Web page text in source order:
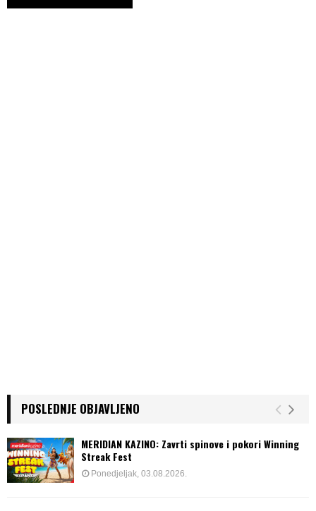
POSLEDNJE OBJAVLJENO
MERIDIAN KAZINO: Zavrti spinove i pokori Winning
Streak Fest
Ponedjeljak, 03.08.2026.